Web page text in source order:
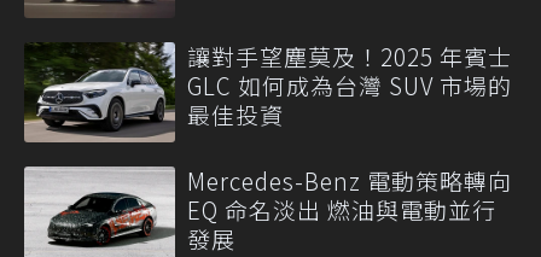
讓對手望塵莫及！2025 年賓士
GLC 如何成為台灣 SUV 市場的
最佳投資
Mercedes-Benz 電動策略轉向
EQ 命名淡出 燃油與電動並行
發展